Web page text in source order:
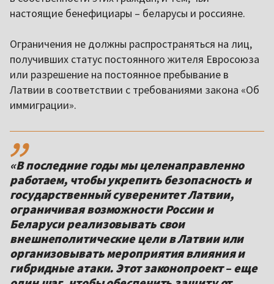
настоящие бенефициары – беларусы и россияне.
Ограничения не должны распространяться на лиц,
получивших статус постоянного жителя Евросоюза
или разрешение на постоянное пребывание в
Латвии в соответствии с требованиями закона «Об
иммиграции».
,,
«В последние годы мы целенаправленно
работаем, чтобы укрепить безопасность и
государственный суверенитет Латвии,
ограничивая возможности России и
Беларуси реализовывать свои
внешнеполитические цели в Латвии или
организовывать мероприятия влияния и
гибридные атаки. Этот законопроект – еще